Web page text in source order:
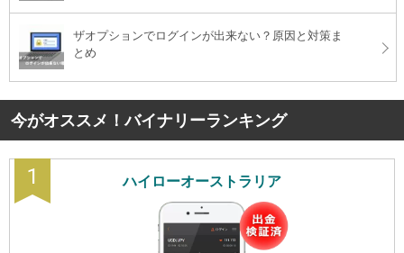
ザオプションでログインが出来ない？原因と対策ま
とめ
今がオススメ！バイナリーランキング
1 ハイローオーストラリア